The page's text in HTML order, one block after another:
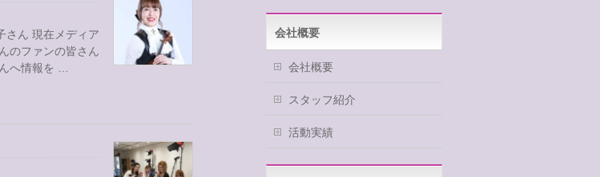
さん 現在メディア
のファンの皆さん
へ情報を …
会社概要
会社概要
スタッフ紹介
活動実績